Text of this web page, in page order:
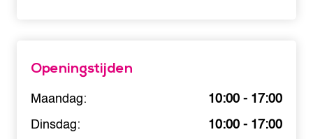
Openingstijden
Maandag:
10:00 - 17:00
Dinsdag:
10:00 - 17:00